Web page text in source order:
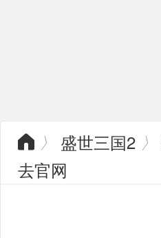
 〉 盛世三国2 〉
去官网